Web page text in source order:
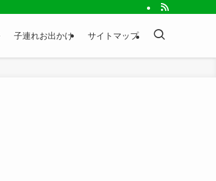
子連れお出かけ サイトマップ